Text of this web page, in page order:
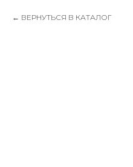
ВЕРНУТЬСЯ В КАТАЛОГ